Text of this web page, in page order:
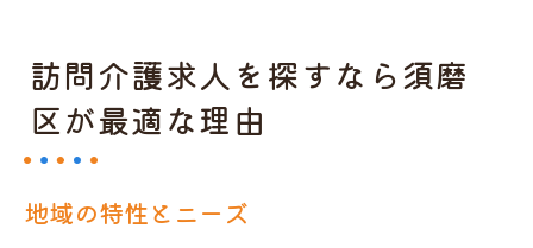
訪問介護求人を探すなら須磨
区が最適な理由
地域の特性とニーズ